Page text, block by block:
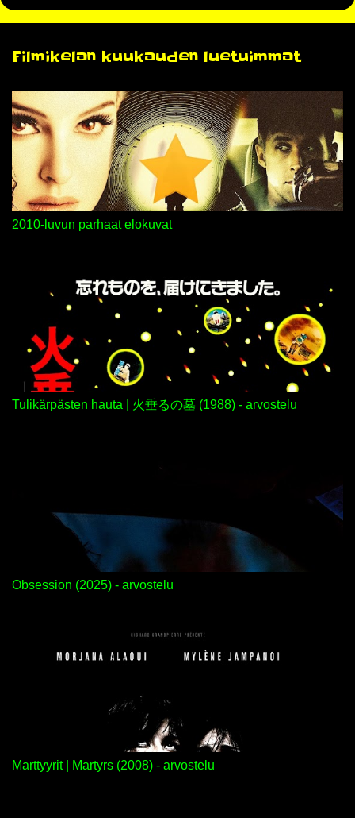
e
i
t
Filmikelan kuukauden luetuimmat
2010-luvun parhaat elokuvat
Tulikärpästen hauta | 火垂るの墓 (1988) - arvostelu
Obsession (2025) - arvostelu
Marttyyrit | Martyrs (2008) - arvostelu